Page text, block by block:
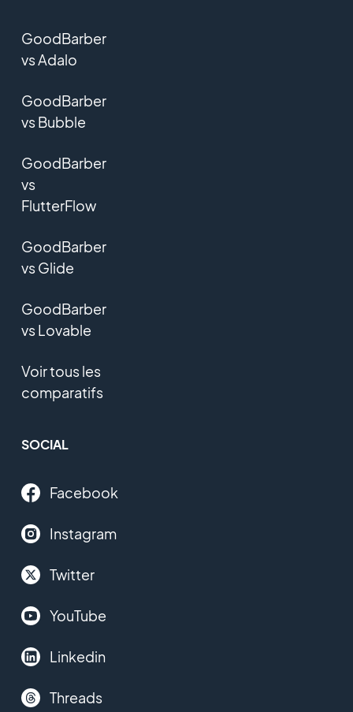
GoodBarber
vs Adalo
GoodBarber
vs Bubble
GoodBarber
vs
FlutterFlow
GoodBarber
vs Glide
GoodBarber
vs Lovable
Voir tous les
comparatifs
SOCIAL
Facebook
Instagram
Twitter
YouTube
Linkedin
Threads